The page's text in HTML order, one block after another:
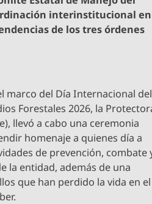
interinstitucional en
de los tres órdenes
marco del Día Internacional del
Forestales 2026, la
llevó a cabo una ceremonia
homenaje a quienes día a
de prevención, combate
la entidad, además de una
que han perdido la vida en el